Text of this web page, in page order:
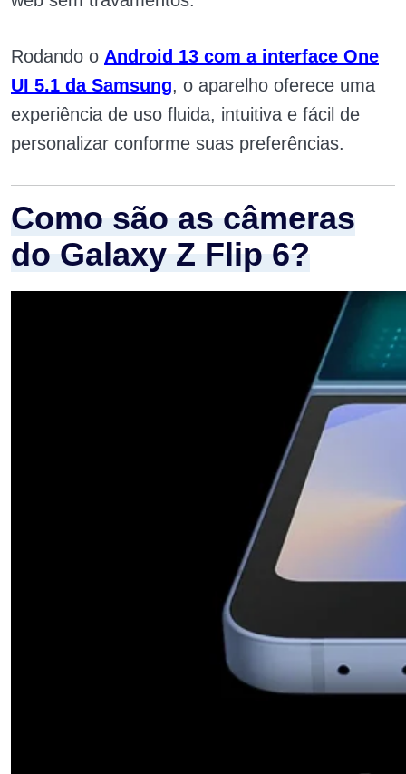
Rodando o Android 13 com a interface One
UI 5.1 da Samsung, o aparelho oferece uma
experiência de uso fluida, intuitiva e fácil de
personalizar conforme suas preferências.
Como são as câmeras
do Galaxy Z Flip 6?